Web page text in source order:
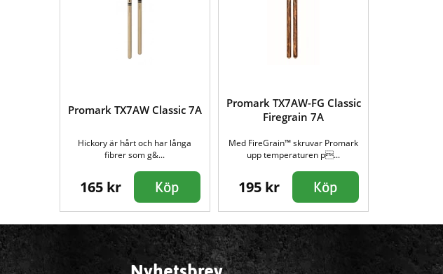
Promark TX7AW Classic 7A
Hickory är hårt och har långa
fibrer som g&...
165 kr Köp
Promark TX7AW-FG Classic
Firegrain 7A
Med FireGrain™ skruvar Promark
upp temperaturen p...
195 kr Köp